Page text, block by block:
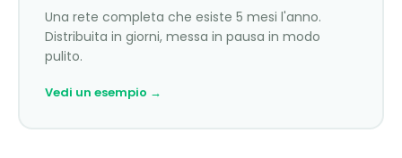
Una rete completa che esiste 5 mesi l'anno.
Distribuita in giorni, messa in pausa in modo
pulito.
Vedi un esempio →